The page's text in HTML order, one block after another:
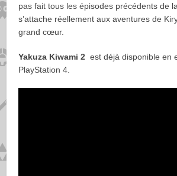
pas fait tous les épisodes précédents de
s’attache réellement aux aventures de
grand cœur.
Yakuza Kiwami 2 est déjà disponible en
PlayStation 4.